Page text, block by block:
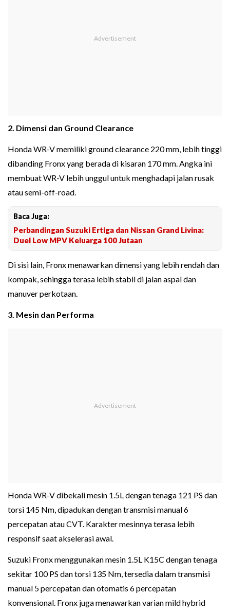
2. Dimensi dan Ground Clearance
Honda WR-V memiliki ground clearance 220 mm, lebih tinggi
dibanding Fronx yang berada di kisaran 170 mm. Angka ini
membuat WR-V lebih unggul untuk menghadapi jalan rusak
atau semi-off-road.
Baca Juga:
Perbandingan Suzuki Ertiga dan Nissan Grand Livina:
Duel Low MPV Keluarga 100 Jutaan
Di sisi lain, Fronx menawarkan dimensi yang lebih rendah dan
kompak, sehingga terasa lebih stabil di jalan aspal dan
manuver perkotaan.
3. Mesin dan Performa
Honda WR-V dibekali mesin 1.5L dengan tenaga 121 PS dan
torsi 145 Nm, dipadukan dengan transmisi manual 6
percepatan atau CVT. Karakter mesinnya terasa lebih
responsif saat akselerasi awal.
Suzuki Fronx menggunakan mesin 1.5L K15C dengan tenaga
sekitar 100 PS dan torsi 135 Nm, tersedia dalam transmisi
manual 5 percepatan dan otomatis 6 percepatan
konvensional. Fronx juga menawarkan varian mild hybrid